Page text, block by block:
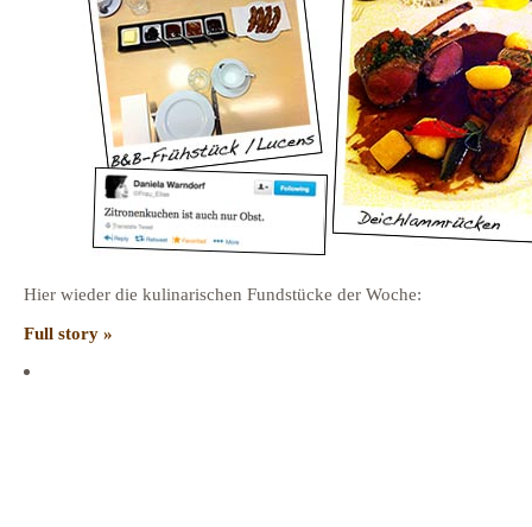
Hier wieder die kulinarischen Fundstücke der Woche:
Full story »